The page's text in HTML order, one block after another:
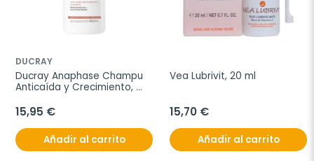
DUCRAY
Ducray Anaphase Champu
Anticaída y Crecimiento,
15,95 €
Añadir al carrito
Vea Lubrivit, 20 ml
15,70 €
Añadir al carrito